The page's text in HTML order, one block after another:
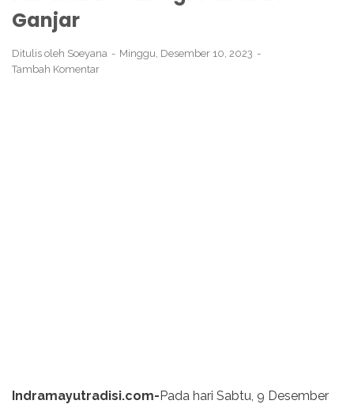
Ganjar
Ditulis oleh Soeyana
Minggu, Desember 10, 2023
Tambah Komentar
Indramayutradisi.com-Pada hari Sabtu, 9 Desember